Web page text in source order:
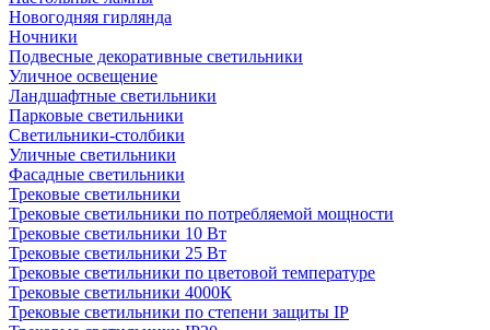
Новогодняя гирлянда
Ночники
Подвесные декоративные светильники
Уличное освещение
Ландшафтные светильники
Парковые светильники
Светильники-столбики
Уличные светильники
Фасадные светильники
Трековые светильники
Трековые светильники по потребляемой мощности
Трековые светильники 10 Вт
Трековые светильники 25 Вт
Трековые светильники по цветовой температуре
Трековые светильники 4000К
Трековые светильники по степени защиты IP